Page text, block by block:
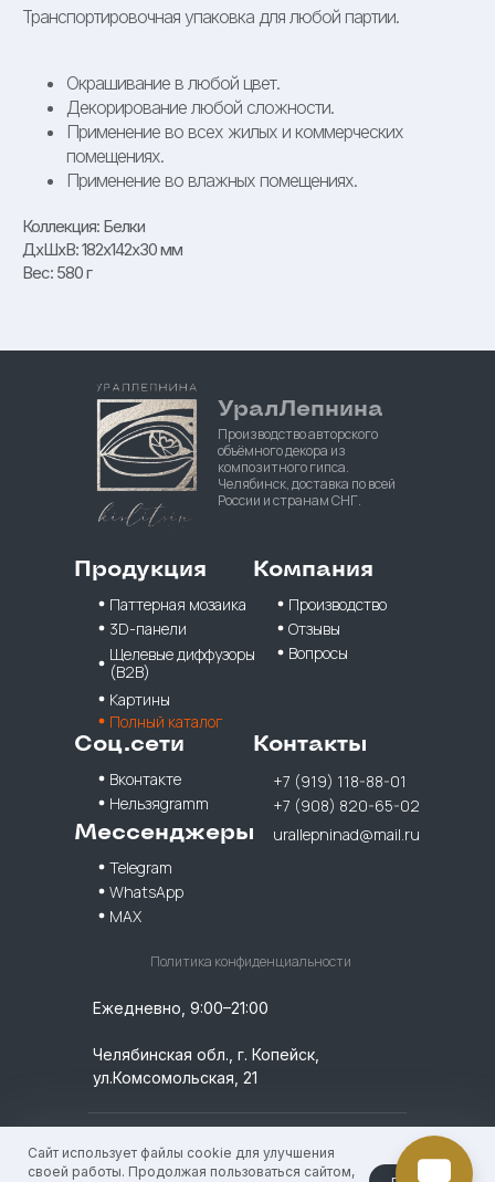
Транспортировочная упаковка для любой партии.
Окрашивание в любой цвет.
Декорирование любой сложности.
Применение во всех жилых и коммерческих
помещениях.
Применение во влажных помещениях.
Коллекция: Белки
ДxШxВ: 182x142x30 мм
Вес: 580 г
Паттерная мозаика
3D-панели
Щелевые диффузоры
(B2B)
Картины
Полный каталог
УралЛепнина
Продукция
+7 (919) 118-88-01
+7 (908) 820-65-02
urallepninad@mail.ru
Политика конфиденциальности
Контакты
Производство
Отзывы
Вопросы
Компания
Вконтакте
Нельзяgramm
Соц.сети
Telegram
WhatsApp
MAX
Мессенджеры
Производство авторского
объёмного декора из
композитного гипса.
Челябинск, доставка по всей
России и странам СНГ.
Ежедневно, 9:00–21:00
Челябинская обл., г. Копейск,
ул.Комсомольская, 21
© 2026 УралЛепнина. ИП Кислицин Денис
Геннадьевич, / ИНН: 744924756009 /
Сайт использует файлы cookie для улучшения
своей работы. Продолжая пользоваться сайтом,